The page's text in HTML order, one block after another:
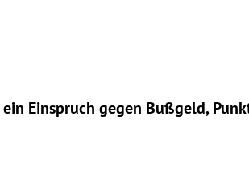
Einspruch gegen Bußgeld,